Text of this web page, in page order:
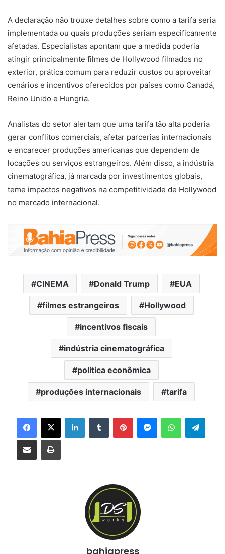
A declaração não trouxe detalhes sobre como a tarifa seria
implementada ou quais produções seriam especificamente
afetadas. Especialistas apontam que a medida poderia
atingir principalmente filmes de Hollywood filmados no
exterior, prática comum para reduzir custos ou aproveitar
cenários e incentivos oferecidos por países como Canadá,
Reino Unido e Hungria.
Analistas do setor alertam que uma tarifa tão alta poderia
gerar conflitos comerciais, afetar parcerias internacionais
e encarecer produções americanas que dependem de
locações ou serviços estrangeiros. Além disso, a indústria
cinematográfica, já marcada por investimentos globais,
teme impactos negativos na competitividade de Hollywood
no mercado internacional.
CINEMA Donald Trump EUA
filmes estrangeiros Hollywood
incentivos fiscais
indústria cinematográfica
politica econômica
produções internacionais tarifa
bahiapress